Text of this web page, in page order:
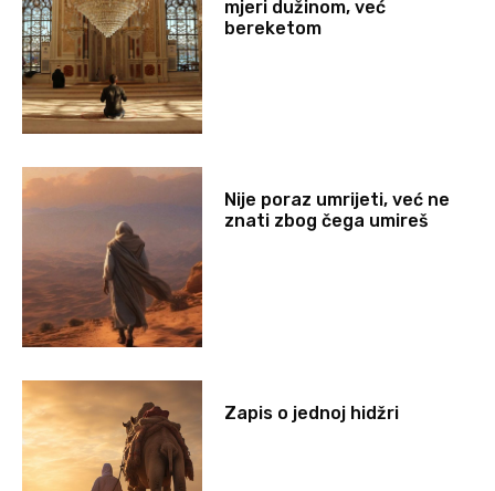
mjeri dužinom, već
bereketom
Nije poraz umrijeti, već ne
znati zbog čega umireš
Zapis o jednoj hidžri